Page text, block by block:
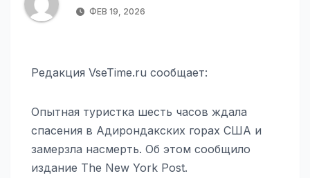
ФЕВ 19, 2026
Редакция VseTime.ru сообщает:
Опытная туристка шесть часов ждала
спасения в Адирондакских горах США и
замерзла насмерть. Об этом сообщило
издание The New York Post.